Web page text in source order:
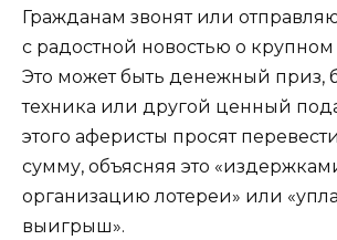
Гражданам звонят или
с радостной новостью о
Это может быть денежный приз,
техника или другой ценный
этого аферисты просят
сумму, объясняя это
организацию лотереи» или
выигрыш».